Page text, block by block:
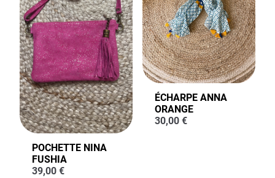
POCHETTE NINA
FUSHIA
39,00 €
ÉCHARPE ANNA
ORANGE
30,00 €